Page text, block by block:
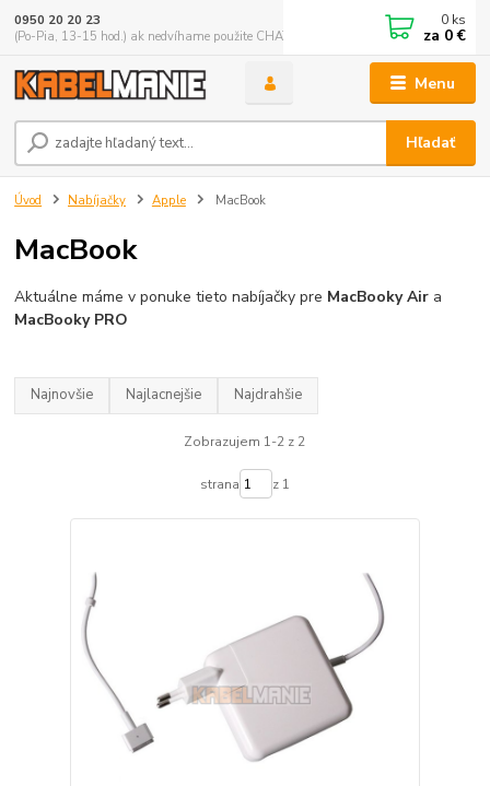
Menu
Hľadať
0950 20 20 23
(Po-Pia, 13-15 hod.) ak nedvíhame použite CHATBOX
0 ks
za 0 €
Úvod Nabíjačky Apple MacBook
MacBook
Aktuálne máme v ponuke tieto nabíjačky pre MacBooky Air a
MacBooky PRO
Najnovšie Najlacnejšie Najdrahšie
Zobrazujem 1-2 z 2
strana z 1